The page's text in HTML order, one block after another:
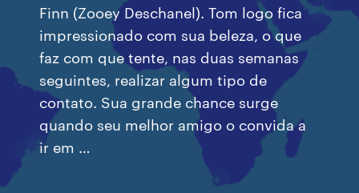
Finn (Zooey Deschanel). Tom logo fica
impressionado com sua beleza, o que
faz com que tente, nas duas semanas
seguintes, realizar algum tipo de
contato. Sua grande chance surge
quando seu melhor amigo o convida a
ir em …